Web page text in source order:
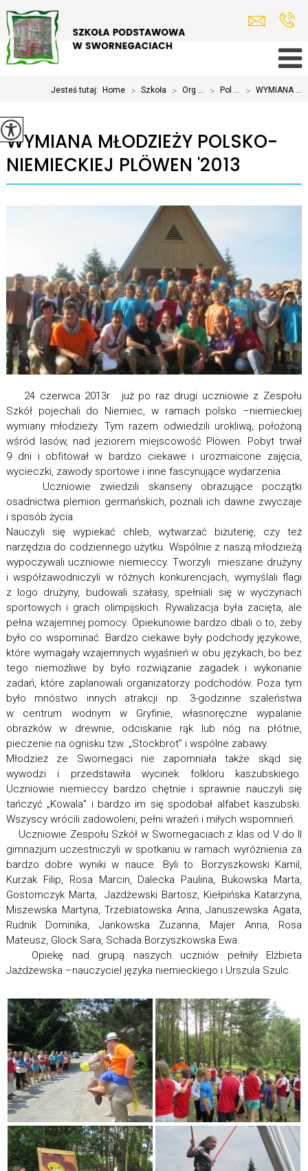
Jesteś tutaj: Home > Szkoła > Org ... > Pol ... > WYMIANA ...
WYMIANA MŁODZIEŻY POLSKO-
NIEMIECKIEJ PLÖWEN '2013
24 czerwca 2013r. już po raz drugi uczniowie z Zespołu
Szkół pojechali do Niemiec, w ramach polsko –niemieckiej
wymiany młodzieży. Tym razem odwiedzili urokliwą, położoną
wśród lasów, nad jeziorem miejscowość Plöwen. Pobyt trwał
9 dni i obfitował w bardzo ciekawe i urozmaicone zajęcia,
wycieczki, zawody sportowe i inne fascynujące wydarzenia.
Uczniowie zwiedzili skanseny obrazujące początki
osadnictwa plemion germańskich, poznali ich dawne zwyczaje
i sposób życia.
Nauczyli się wypiekać chleb, wytwarzać biżuterię, czy też
narzędzia do codziennego użytku. Wspólnie z naszą młodzieżą
wypoczywali uczniowie niemieccy. Tworzyli mieszane drużyny
i współzawodniczyli w różnych konkurencjach, wymyślali flagi
z logo drużyny, budowali szałasy, spełniali się w wyczynach
sportowych i grach olimpijskich. Rywalizacja była zacięta, ale
pełna wzajemnej pomocy. Opiekunowie bardzo dbali o to, żeby
było co wspominać. Bardzo ciekawe były podchody językowe,
które wymagały wzajemnych wyjaśnień w obu językach, bo bez
tego niemożliwe by było rozwiązanie zagadek i wykonanie
zadań, które zaplanowali organizatorzy podchodów. Poza tym
było mnóstwo innych atrakcji np. 3-godzinne szaleństwa
w centrum wodnym w Gryfinie, własnoręczne wypalanie
obrazków w drewnie, odciskanie rąk lub nóg na płótnie,
pieczenie na ognisku tzw. „Stockbrot” i wspólne zabawy.
Młodzież ze Swornegaci nie zapomniała także skąd się
wywodzi i przedstawiła wycinek folkloru kaszubskiego.
Uczniowie niemieccy bardzo chętnie i sprawnie nauczyli się
tańczyć „Kowala” i bardzo im się spodobał alfabet kaszubski.
Wszyscy wrócili zadowoleni, pełni wrażeń i miłych wspomnień.
Uczniowie Zespołu Szkół w Swornegaciach z klas od V do II
gimnazjum uczestniczyli w spotkaniu w ramach wyróżnienia za
bardzo dobre wyniki w nauce. Byli to: Borzyszkowski Kamil,
Kurzak Filip, Rosa Marcin, Dalecka Paulina, Bukowska Marta,
Gostomczyk Marta, Jażdżewski Bartosz, Kiełpińska Katarzyna,
Miszewska Martyna, Trzebiatowska Anna, Januszewska Agata,
Rudnik Dominika, Jankowska Zuzanna, Majer Anna, Rosa
Mateusz, Glock Sara, Schada Borzyszkowska Ewa.
Opiekę nad grupą naszych uczniów pełniły Elżbieta
Jażdżewska –nauczyciel języka niemieckiego i Urszula Szulc.